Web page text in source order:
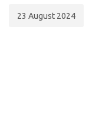
23 August 2024